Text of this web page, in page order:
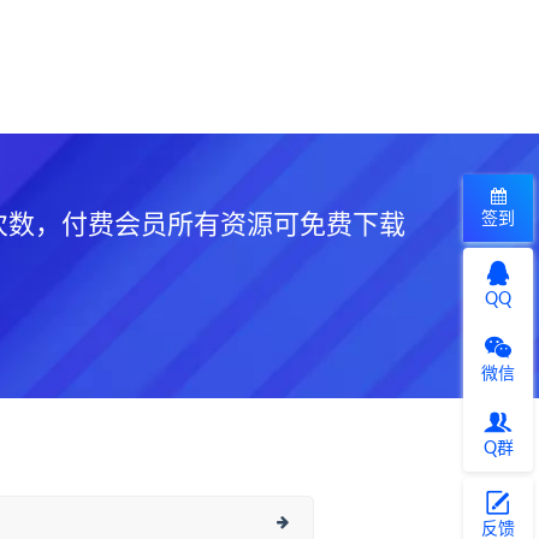
，付费会员所有资源可免费下载 签到
QQ
微信
Q群
反馈